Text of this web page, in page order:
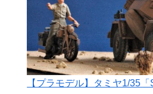
【プラモデル】タミヤ1/35